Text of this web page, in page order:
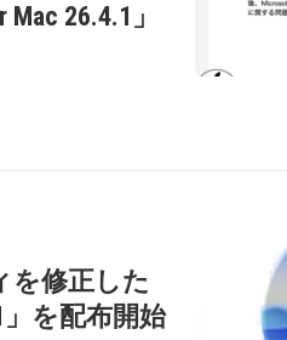
Mac 26.4.1」
を修正した
」を配布開始